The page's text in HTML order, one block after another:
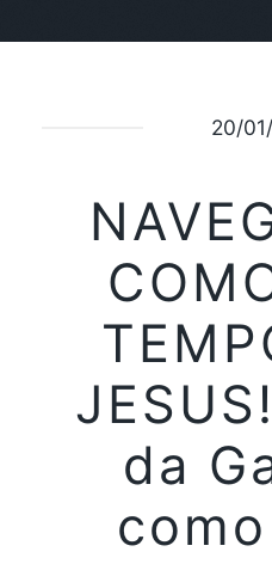
20/
da